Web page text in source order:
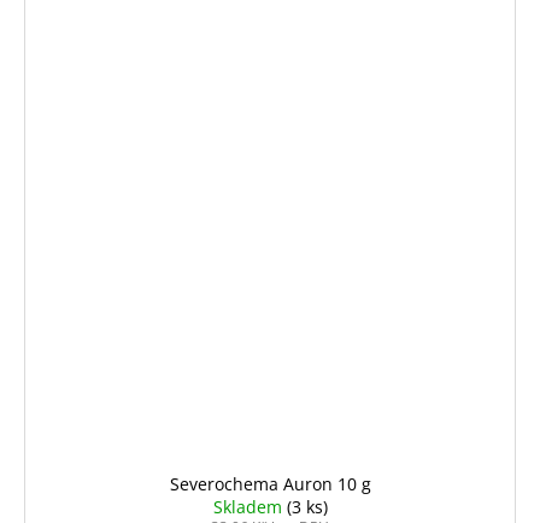
Severochema Auron 10 g
Skladem (3 ks)